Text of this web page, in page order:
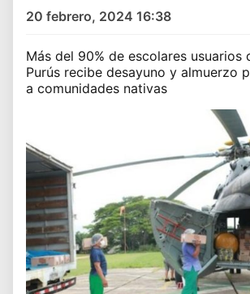
20 febrero, 2024 16:38
Más del 90% de escolares usuarios
Purús recibe desayuno y almuerzo
a comunidades nativas